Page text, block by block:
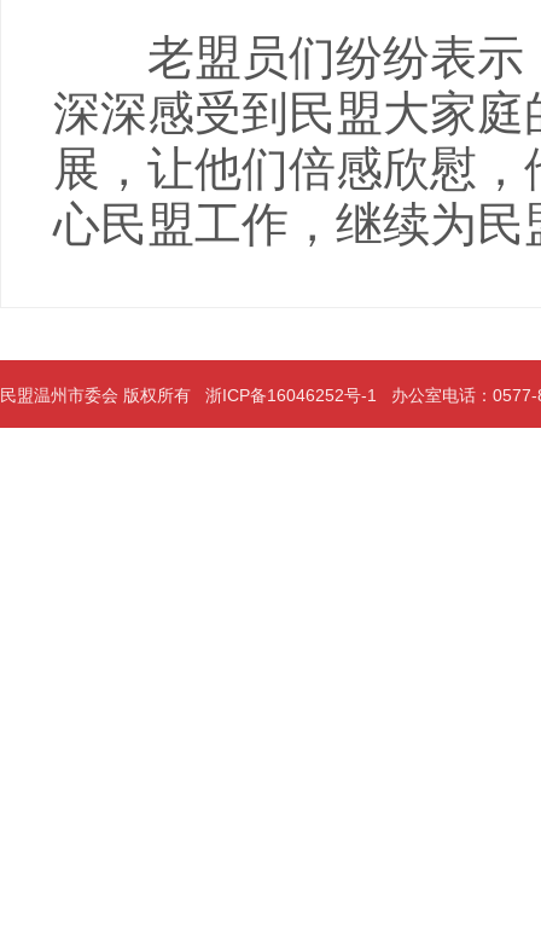
老盟员们纷纷表示
深深感受到民盟大家
展，让他们倍感欣慰
心民盟工作，继续为
民盟温州市委会 版权所有 浙ICP备16046252号-1 办公室电话：